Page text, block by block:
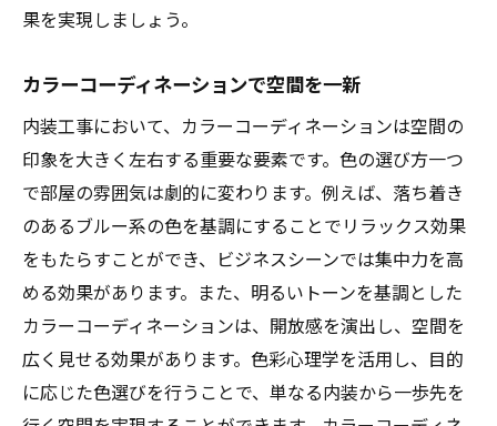
果を実現しましょう。
カラーコーディネーションで空間を一新
内装工事において、カラーコーディネーションは空間の
印象を大きく左右する重要な要素です。色の選び方一つ
で部屋の雰囲気は劇的に変わります。例えば、落ち着き
のあるブルー系の色を基調にすることでリラックス効果
をもたらすことができ、ビジネスシーンでは集中力を高
める効果があります。また、明るいトーンを基調とした
カラーコーディネーションは、開放感を演出し、空間を
広く見せる効果があります。色彩心理学を活用し、目的
に応じた色選びを行うことで、単なる内装から一歩先を